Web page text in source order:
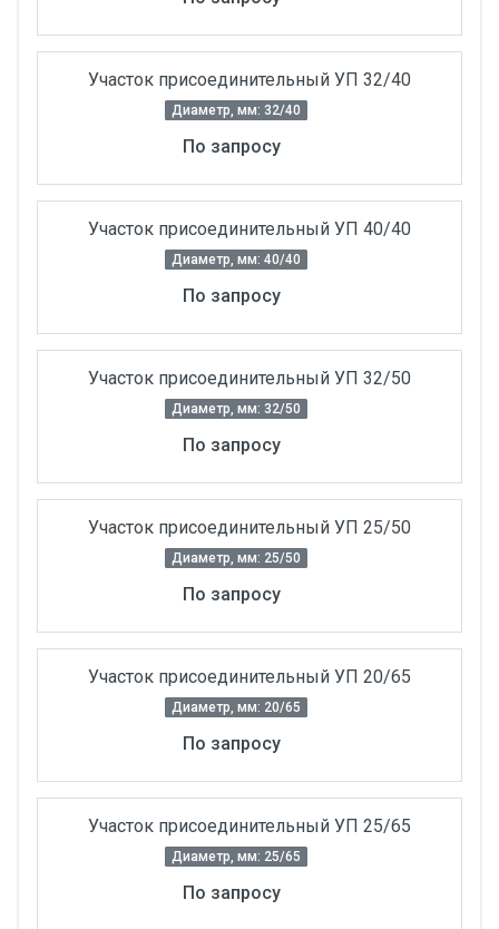
Участок присоединительный УП 32/40
Диаметр, мм: 32/40
По запросу
Участок присоединительный УП 40/40
Диаметр, мм: 40/40
По запросу
Участок присоединительный УП 32/50
Диаметр, мм: 32/50
По запросу
Участок присоединительный УП 25/50
Диаметр, мм: 25/50
По запросу
Участок присоединительный УП 20/65
Диаметр, мм: 20/65
По запросу
Участок присоединительный УП 25/65
Диаметр, мм: 25/65
По запросу